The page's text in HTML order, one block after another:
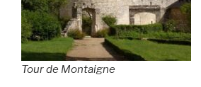
Tour de Montaigne